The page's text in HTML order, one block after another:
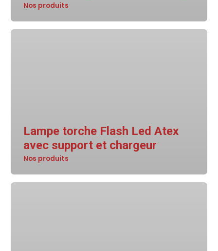
Nos produits
Lampe torche Flash Led Atex
avec support et chargeur
Nos produits